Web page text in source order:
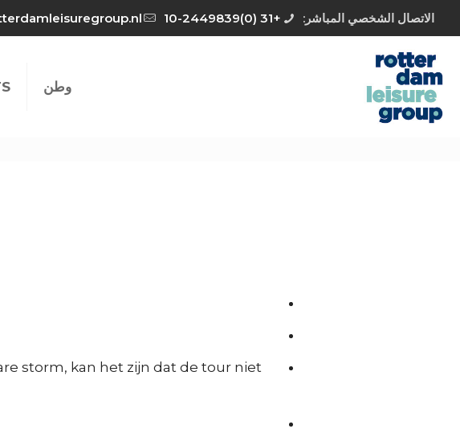
الاتصال الشخصي المباشر: +31 (0)10-2449839
وطن
storm, kan het zijn dat de tour niet